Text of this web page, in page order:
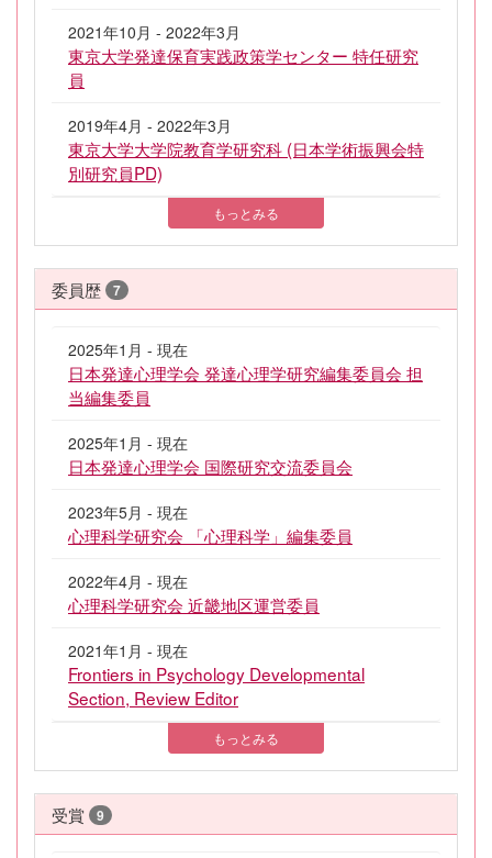
2021年10月 - 2022年3月
東京大学発達保育実践政策学センター 特任研究
員
2019年4月 - 2022年3月
東京大学大学院教育学研究科 (日本学術振興会特
別研究員PD)
もっとみる
委員歴 7
2025年1月 - 現在
日本発達心理学会 発達心理学研究編集委員会 担
当編集委員
2025年1月 - 現在
日本発達心理学会 国際研究交流委員会
2023年5月 - 現在
心理科学研究会 「心理科学」編集委員
2022年4月 - 現在
心理科学研究会 近畿地区運営委員
2021年1月 - 現在
Frontiers in Psychology Developmental
Section, Review Editor
もっとみる
受賞 9